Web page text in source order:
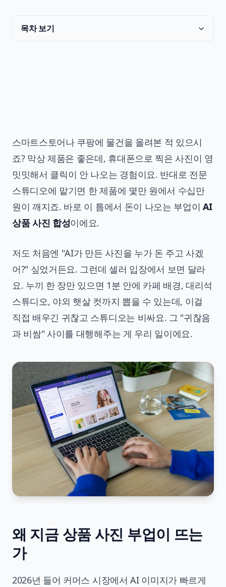
목차 보기
스마트스토어나 쿠팡에 물건을 올려본 적 있으시
죠? 막상 제품은 좋은데, 휴대폰으로 찍은 사진이 영
밋밋해서 클릭이 안 나오는 경험이요. 반대로 전문
스튜디오에 맡기면 한 제품에 몇만 원에서 수십만
원이 깨지죠. 바로 이 틈에서 돈이 나오는 부업이AI
상품 사진 합성이에요.
저도 처음엔 "AI가 만든 사진을 누가 돈 주고 사겠
어?" 싶었거든요. 그런데 셀러 입장에서 보면 달라
요. 누끼 한 장만 있으면 1분 안에 카페 배경, 대리석
스튜디오, 야외 햇살 컷까지 뽑을 수 있는데, 이걸
직접 배우긴 귀찮고 스튜디오는 비싸요. 그 "귀찮음
과 비쌈" 사이를 대행해주는 게 우리 일이에요.
왜 지금 상품 사진 부업이 뜨는
가
2026년 들어 커머스 시장에서 AI 이미지가 빠르게